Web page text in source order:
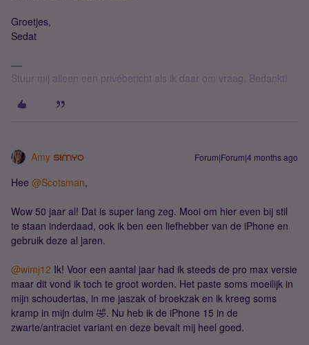
Groetjes,
Sedat
Stuur mij alleen een privébericht als ik daar om vraag. Bedankt!
Amy Forum|Forum|4 months ago
Hee ​ @Scotsman,
Wow 50 jaar al! Dat is super lang zeg. Mooi om hier even bij stil
te staan inderdaad, ook ik ben een liefhebber van de iPhone en
gebruik deze al jaren.
@wimj12 Ik! Voor een aantal jaar had ik steeds de pro max versie
maar dit vond ik toch te groot worden. Het paste soms moeilijk in
mijn schoudertas, in me jaszak of broekzak en ik kreeg soms
kramp in mijn duim 🤣. Nu heb ik de iPhone 15 in de
zwarte/antraciet variant en deze bevalt mij heel goed.